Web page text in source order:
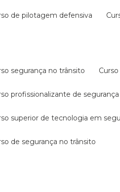
de pilotagem defensiva
segurança no trânsito
profissionalizante de
superior de tecnologia em
de segurança no trânsito